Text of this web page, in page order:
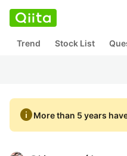
Trend Stock List
infoMore than 5 years